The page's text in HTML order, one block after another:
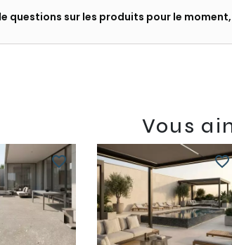
questions sur les produits pour le moment,
Vous
favorite_border favorite_border